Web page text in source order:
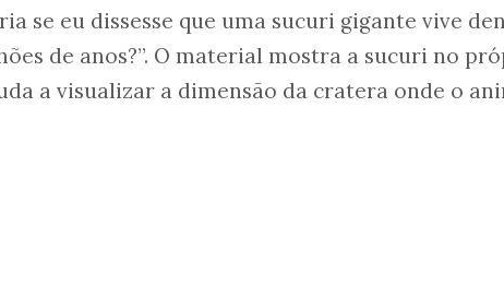
se eu dissesse que uma sucuri gigante vive
de anos?”. O material mostra a sucuri no
a visualizar a dimensão da cratera onde o